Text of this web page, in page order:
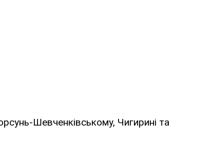
Шевченківському, Чигирині та